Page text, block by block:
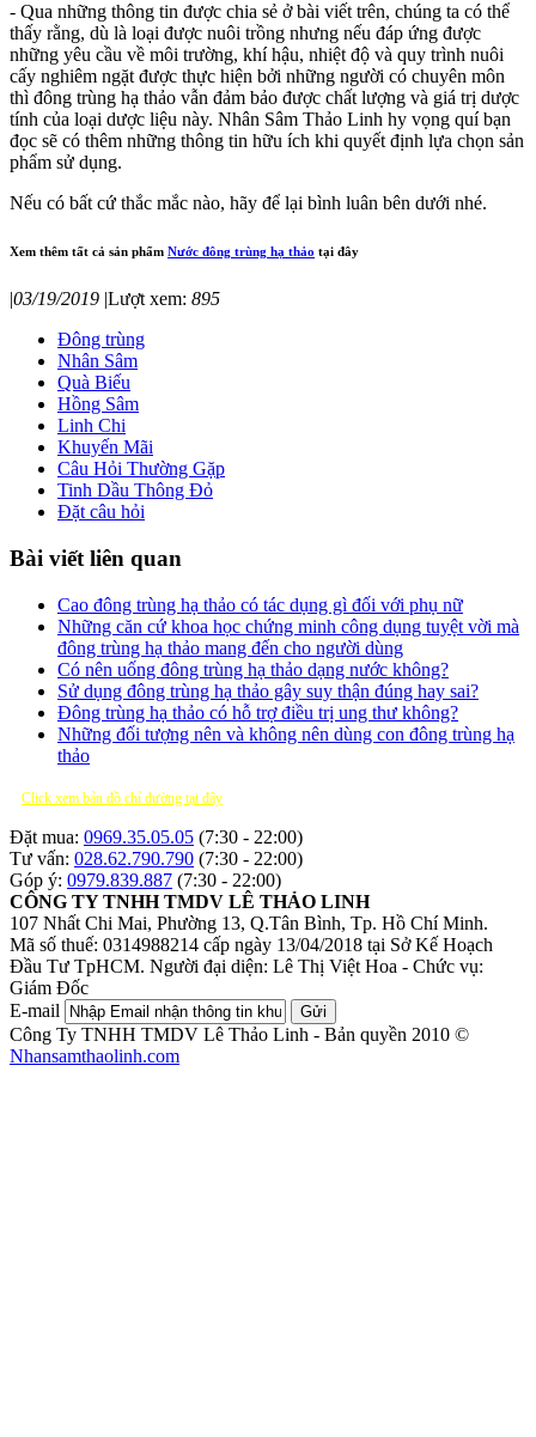
- Qua những thông tin được chia sẻ ở bài viết trên, chúng ta có thể
thấy rằng, dù là loại được nuôi trồng nhưng nếu đáp ứng được
những yêu cầu về môi trường, khí hậu, nhiệt độ và quy trình nuôi
cấy nghiêm ngặt được thực hiện bởi những người có chuyên môn
thì đông trùng hạ thảo vẫn đảm bảo được chất lượng và giá trị dược
tính của loại dược liệu này. Nhân Sâm Thảo Linh hy vọng quí bạn
đọc sẽ có thêm những thông tin hữu ích khi quyết định lựa chọn sản
phẩm sử dụng.
Nếu có bất cứ thắc mắc nào, hãy để lại bình luân bên dưới nhé.
Xem thêm tất cả sản phẩm Nước đông trùng hạ thảo tại đây
|03/19/2019 |Lượt xem: 895
Đông trùng
Nhân Sâm
Quà Biếu
Hồng Sâm
Linh Chi
Khuyến Mãi
Câu Hỏi Thường Gặp
Tinh Dầu Thông Đỏ
Đặt câu hỏi
Bài viết liên quan
Cao đông trùng hạ thảo có tác dụng gì đối với phụ nữ
Những căn cứ khoa học chứng minh công dụng tuyệt vời mà
đông trùng hạ thảo mang đến cho người dùng
Có nên uống đông trùng hạ thảo dạng nước không?
Sử dụng đông trùng hạ thảo gây suy thận đúng hay sai?
Đông trùng hạ thảo có hỗ trợ điều trị ung thư không?
Những đối tượng nên và không nên dùng con đông trùng hạ
thảo
Click xem bản đồ chỉ đường tại đây
Đặt mua: 0969.35.05.05 (7:30 - 22:00)
Tư vấn: 028.62.790.790 (7:30 - 22:00)
Góp ý: 0979.839.887 (7:30 - 22:00)
CÔNG TY TNHH TMDV LÊ THẢO LINH
107 Nhất Chi Mai, Phường 13, Q.Tân Bình, Tp. Hồ Chí Minh.
Mã số thuế: 0314988214 cấp ngày 13/04/2018 tại Sở Kế Hoạch
Đầu Tư TpHCM. Người đại diện: Lê Thị Việt Hoa - Chức vụ:
Giám Đốc
E-mail
Gửi
Công Ty TNHH TMDV Lê Thảo Linh - Bản quyền 2010 ©
Nhansamthaolinh.com